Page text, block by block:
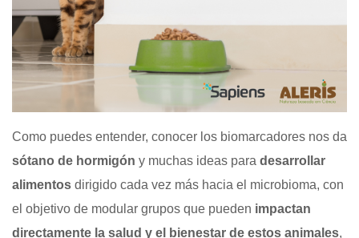
Como puedes entender, conocer los biomarcadores nos da
sótano de hormigón y muchas ideas para desarrollar
alimentos dirigido cada vez más hacia el microbioma, con
el objetivo de modular grupos que pueden impactan
directamente la salud y el bienestar de estos animales,